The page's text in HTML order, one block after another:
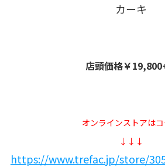
カーキ
店頭価格￥
オンラインストアは
↓↓↓
https://www.trefac.jp/store/